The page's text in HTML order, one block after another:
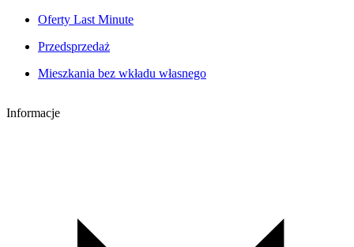
Oferty Last Minute
Przedsprzedaż
Mieszkania bez wkładu własnego
Informacje